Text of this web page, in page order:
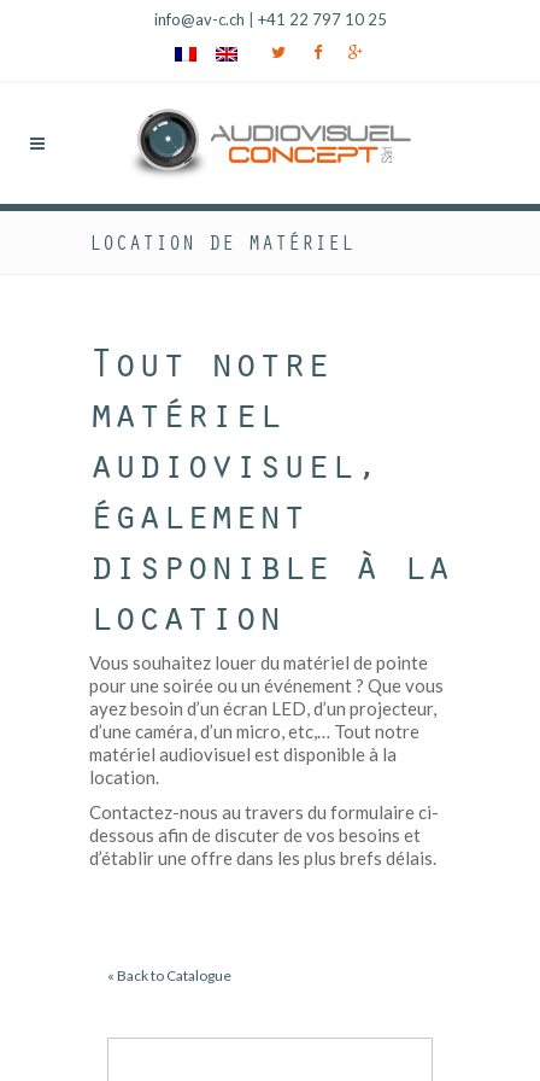
info@av-c.ch +41 22 797 10 25
LOCATION DE MATÉRIEL
Tout notre
matériel
audiovisuel,
également
disponible à la
location
Vous souhaitez louer du matériel de pointe
pour une soirée ou un événement ? Que vous
ayez besoin d’un écran LED, d’un projecteur,
d’une caméra, d’un micro, etc,… Tout notre
matériel audiovisuel est disponible à la
location.
Contactez-nous au travers du formulaire ci-
dessous afin de discuter de vos besoins et
d’établir une offre dans les plus brefs délais.
« Back to Catalogue